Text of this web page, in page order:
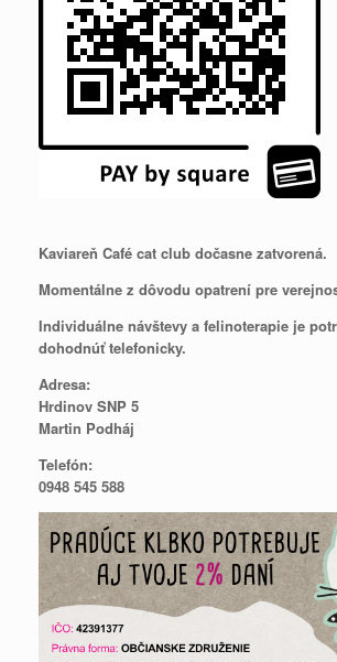
Kaviareň Café cat club dočasne zatvorená.
Momentálne z dôvodu opatrení pre
Individuálne návštevy a felinoterapie je
dohodnúť telefonicky.
Adresa:
Hrdinov SNP 5
Martin Podháj
Telefón:
0948 545 588